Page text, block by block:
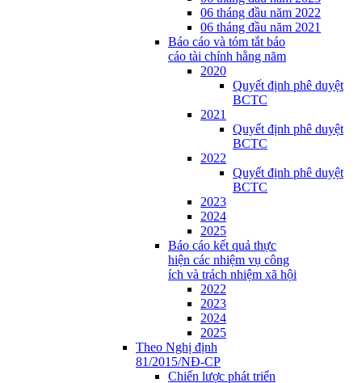
06 tháng đầu năm 2022
06 tháng đầu năm 2021
Báo cáo và tóm tắt báo
cáo tài chính hằng năm
2020
Quyết định phê duyệt
BCTC
2021
Quyết định phê duyệt
BCTC
2022
Quyết định phê duyệt
BCTC
2023
2024
2025
Báo cáo kết quả thực
hiện các nhiệm vụ công
ích và trách nhiệm xã hội
2022
2023
2024
2025
Theo Nghị định
81/2015/NĐ-CP
Chiến lược phát triển